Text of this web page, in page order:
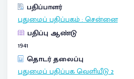
பதிப்பாளர்
புதுமைப் பதிப்பகம்:சென்னை
பதிப்பு ஆண்டு
1941
தொடர் தலைப்பு
புதுமைப் பதிப்பக வெளியீடு2